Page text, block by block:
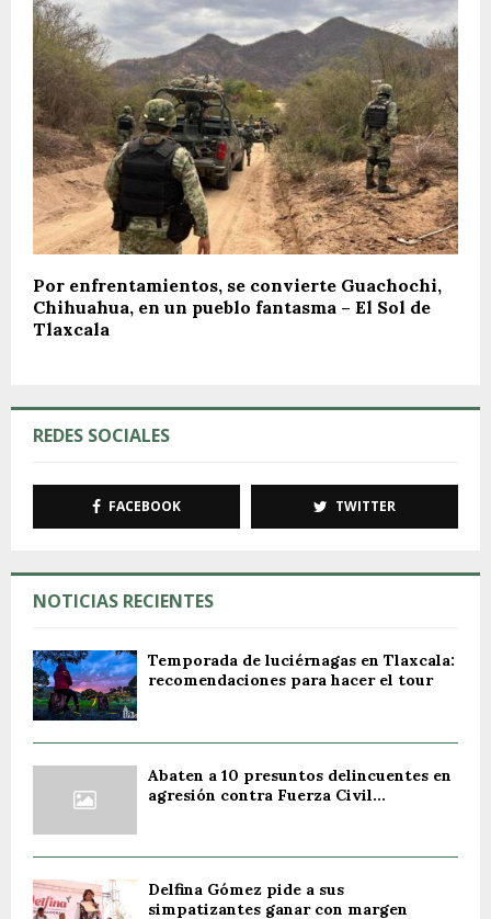
Por enfrentamientos, se convierte Guachochi,
Chihuahua, en un pueblo fantasma – El Sol de
Tlaxcala
REDES SOCIALES
FACEBOOK TWITTER
NOTICIAS RECIENTES
Temporada de luciérnagas en Tlaxcala:
recomendaciones para hacer el tour
Abaten a 10 presuntos delincuentes en
agresión contra Fuerza Civil...
Delfina Gómez pide a sus
simpatizantes ganar con margen